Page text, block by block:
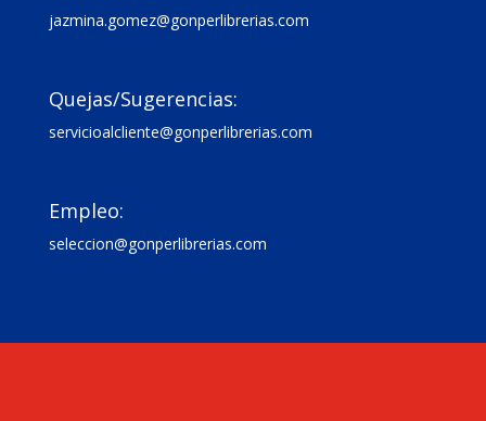
jazmina.gomez@gonperlibrerias.com
Quejas/Sugerencias:
servicioalcliente@gonperlibrerias.com
Empleo:
seleccion@gonperlibrerias.com